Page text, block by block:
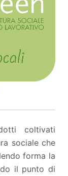
coltivati
sociale che
forma la
il punto di